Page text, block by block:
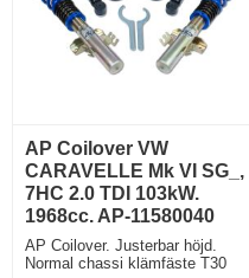
AP Coilover VW
CARAVELLE Mk VI SG_,
7HC 2.0 TDI 103kW.
1968cc. AP-11580040
AP Coilover. Justerbar höjd.
Normal chassi klämfäste T30